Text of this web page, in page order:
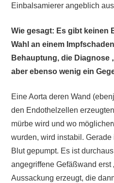
Einbalsamierer angeblich
Wie gesagt: Es gibt keinen
Wahl an einem
Behauptung, die Diagnose
aber ebenso wenig ein
Eine Aorta deren Wand
den Endothelzellen
mürbe wird und wo
wurden, wird instabil. Gerade
Blut gepumpt. Es ist
angegriffene Gefäßwand erst
Aussackung erzeugt, die